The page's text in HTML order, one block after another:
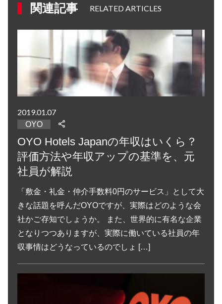
関連記事 RELATED ARTICLES
2019.01.07
OYO
OYO Hotels Japanの年収はいくら？
評価方法や年収アップの基準を、元
社員が解説
「敷金・礼金・仲介手数料0円のサービス」として大
きな話題を呼んだOYOですが、実際はどのような会
社かご存知でしょうか。 また、世界的に有名な企業
となりつつありますが、実際に働いている社員の年
収事情はどうなっているのでしょ […]